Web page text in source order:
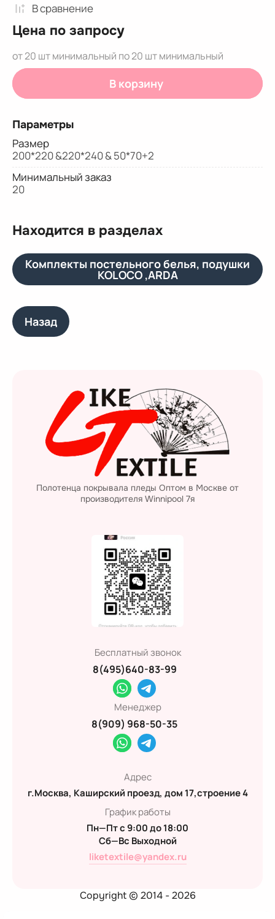
В сравнениe
Цена по запросу
от 20 шт минимальный по 20 шт минимальный
В корзину
Параметры
Размер
200*220 &220*240 & 50*70+2
Минимальный заказ
20
Находится в разделах
Комплекты постельного белья, подушки
KOLOCO ,ARDA
Назад
Полотенца покрывала пледы Оптом в Москве от
производителя Winnipool 7я
Бесплатный звонок
8(495)640-83-99
Менеджер
8(909) 968-50-35
Адрес
г.Москва, Каширский проезд, дом 17,строение 4
График работы
Пн—Пт с 9:00 до 18:00
Сб—Вс Выходной
liketextile@yandex.ru
Copyright © 2014 - 2026